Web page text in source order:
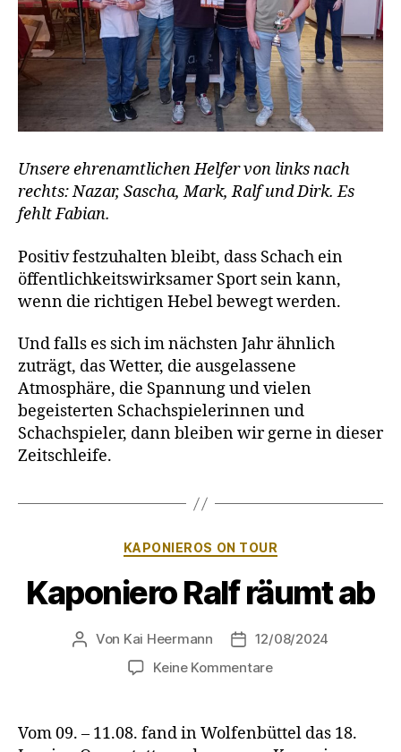
Unsere ehrenamtlichen Helfer von links nach
rechts: Nazar, Sascha, Mark, Ralf und Dirk. Es
fehlt Fabian.
Positiv festzuhalten bleibt, dass Schach ein
öffentlichkeitswirksamer Sport sein kann,
wenn die richtigen Hebel bewegt werden.
Und falls es sich im nächsten Jahr ähnlich
zuträgt, das Wetter, die ausgelassene
Atmosphäre, die Spannung und vielen
begeisterten Schachspielerinnen und
Schachspieler, dann bleiben wir gerne in dieser
Zeitschleife.
Kategorien
KAPONIEROS ON TOUR
Kaponiero Ralf räumt ab
Beitragsautor
Von Kai Heermann Beitragsdatum
12/08/2024
Keine Kommentarezu
räumt
Vom 09. – 11.08. fand in Wolfenbüttel das 18.